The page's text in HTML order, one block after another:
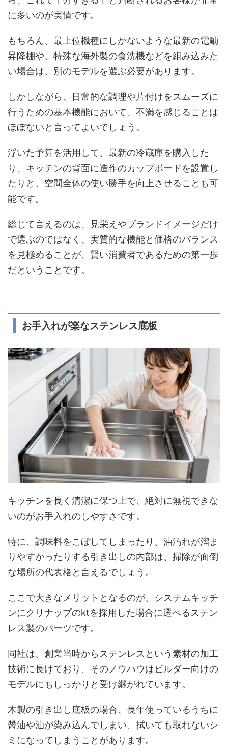
に多いのが実情です。
もちろん、最上位機種にしかないような最新の電動
昇降棚や、特殊な海外製の食洗機などを組み込みた
い場合は、別のモデルを選ぶ必要があります。
しかしながら、日常的な調理や片付けをスムーズに
行うための基本機能において、不満を感じることは
ほぼないと言ってよいでしょう。
浮いた予算を活用して、最新の冷蔵庫を購入した
り、キッチンの背面に造作のカップボードを設置し
たりと、空間全体の使い勝手を向上させることも可
能です。
総じて言えるのは、見栄えやブランドイメージだけ
で選ぶのではなく、実質的な機能と価格のバランス
を見極めることが、賢い消費者であるための第一歩
だということです。
お手入れが楽なステンレス底板
キッチンを長く清潔に保つ上で、絶対に無視できな
いのがお手入れのしやすさです。
特に、調味料をこぼしてしまったり、油汚れが溜ま
りやすかったりする引き出しの内部は、掃除が面倒
な場所の代表格と言えるでしょう。
ここで大きなメリットとなるのが、システムキッチ
ンにクリナップのktを採用した場合に選べるステン
レス製のパーツです。
同社は、創業当時からステンレスという素材の加工
技術に長けており、そのノウハウはビルダー向けの
モデルにもしっかりと受け継がれています。
木製の引き出し底板の場合、長年使っているうちに
醤油や油が染み込んでしまい、拭いても取れないシ
ミになってしまうことがあります。